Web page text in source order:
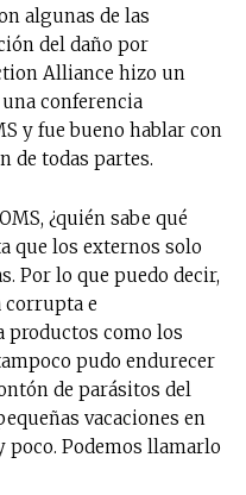
algunas de las
del daño por
Alliance hizo un
conferencia
y fue bueno hablar con
de todas partes.
¿quién sabe qué
que los externos solo
Por lo que puedo decir,
corrupta e
productos como los
pudo endurecer
de parásitos del
vacaciones en
poco. Podemos llamarlo